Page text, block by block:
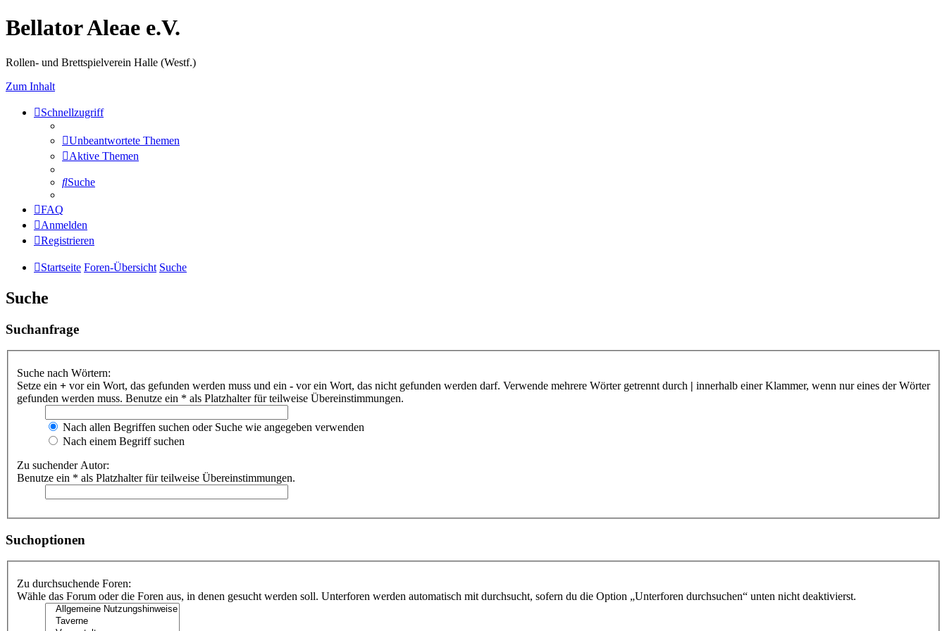
Bellator Aleae e.V.
Rollen- und Brettspielverein Halle (Westf.)
Zum Inhalt
Schnellzugriff
Unbeantwortete Themen
Aktive Themen
Suche
FAQ
Anmelden
Registrieren
Startseite Foren-Übersicht Suche
Suche
Suchanfrage
Suche nach Wörtern:
Setze ein + vor ein Wort, das gefunden werden muss und ein - vor ein Wort, das nicht gefunden werden darf. Verwende mehrere Wörter getrennt durch | innerhalb einer Klammer, wenn nur eines der Wörter
gefunden werden muss. Benutze ein * als Platzhalter für teilweise Übereinstimmungen.
Nach allen Begriffen suchen oder Suche wie angegeben verwenden
Nach einem Begriff suchen
Zu suchender Autor:
Benutze ein * als Platzhalter für teilweise Übereinstimmungen.
Suchoptionen
Zu durchsuchende Foren:
Wähle das Forum oder die Foren aus, in denen gesucht werden soll. Unterforen werden automatisch mit durchsucht, sofern du die Option „Unterforen durchsuchen“ unten nicht deaktivierst.